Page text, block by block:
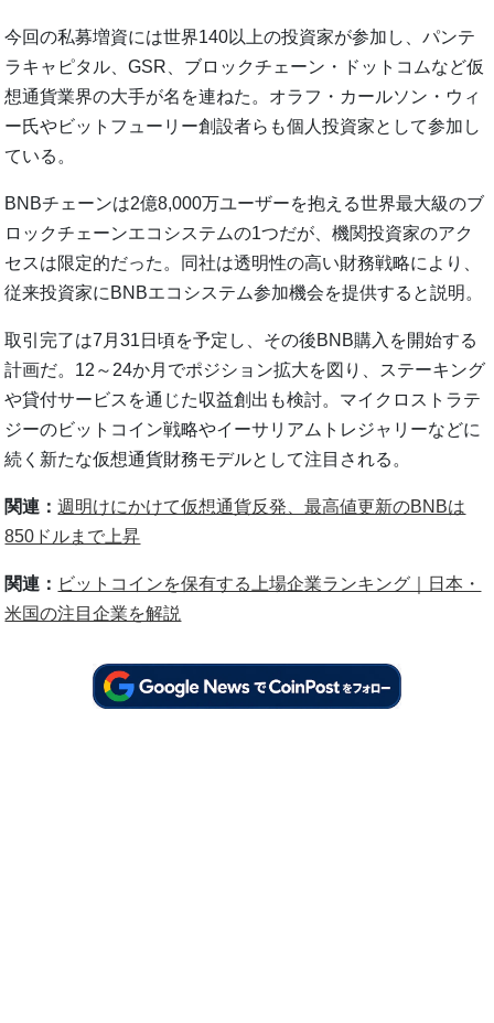
今回の私募増資には世界140以上の投資家が参加し、パンテ
ラキャピタル、GSR、ブロックチェーン・ドットコムなど仮
想通貨業界の大手が名を連ねた。オラフ・カールソン・ウィ
ー氏やビットフューリー創設者らも個人投資家として参加し
ている。
BNBチェーンは2億8,000万ユーザーを抱える世界最大級のブ
ロックチェーンエコシステムの1つだが、機関投資家のアク
セスは限定的だった。同社は透明性の高い財務戦略により、
従来投資家にBNBエコシステム参加機会を提供すると説明。
取引完了は7月31日頃を予定し、その後BNB購入を開始する
計画だ。12～24か月でポジション拡大を図り、ステーキング
や貸付サービスを通じた収益創出も検討。マイクロストラテ
ジーのビットコイン戦略やイーサリアムトレジャリーなどに
続く新たな仮想通貨財務モデルとして注目される。
関連：週明けにかけて仮想通貨反発、最高値更新のBNBは
850ドルまで上昇
関連： ビットコインを保有する上場企業ランキング｜日本・
米国の注目企業を解説